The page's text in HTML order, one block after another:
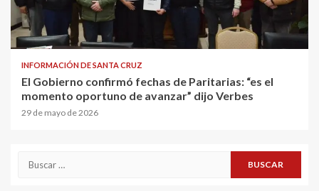
INFORMACIÓN DE SANTA CRUZ
El Gobierno confirmó fechas de Paritarias: “es el
momento oportuno de avanzar” dijo Verbes
29 de mayo de 2026
Buscar: